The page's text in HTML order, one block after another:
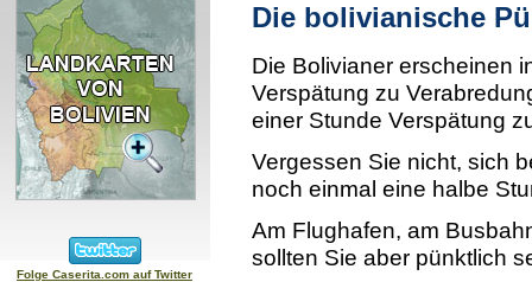
Folge Caserita.com auf Twitter
Die bolivianische
Die Bolivianer erscheinen
Verspätung zu
einer Stunde Verspätung
Vergessen Sie nicht, sich
noch einmal eine halbe
Am Flughafen, am
sollten Sie aber pünktlich